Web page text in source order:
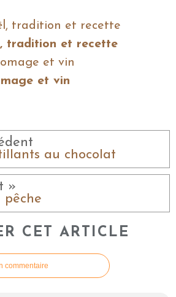
tradition et recette
et vin
au chocolat
»
CET ARTICLE
commentaire